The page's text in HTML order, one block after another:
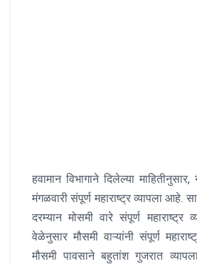
हवामान विभागाने दिलेल्या
मंगळवारी संपूर्ण महाराष्ट्र व्यापला आहे.
दरम्यान मोसमी वारे संपूर्ण महाराष्ट्र
वेळेनुसार मौसमी वाऱ्यांनी संपूर्ण
मौसमी पावसाने बहुतांश गुजरात